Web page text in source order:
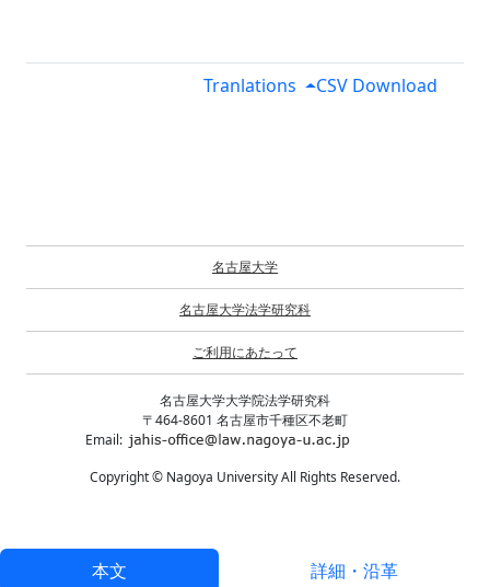
Tranlations CSV Download
本文 詳細・沿革
名古屋大学
名古屋大学法学研究科
ご利用にあたって
名古屋大学大学院法学研究科
〒464-8601 名古屋市千種区不老町
Email:
Copyright © Nagoya University All Rights Reserved.